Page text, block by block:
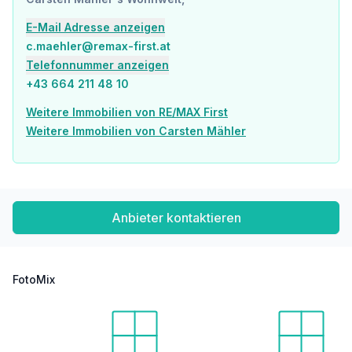
Verkehr
Bus <250m
U-Bahn <250m
Bahnhof <250m
Autobahnanschluss <1.750m
E-Mail Adresse anzeigen
c.maehler@remax-first.at
Telefonnummer anzeigen
+43 664 211 48 10
Weitere Immobilien von RE/MAX First
Weitere Immobilien von Carsten Mähler
Anbieter kontaktieren
FotoMix